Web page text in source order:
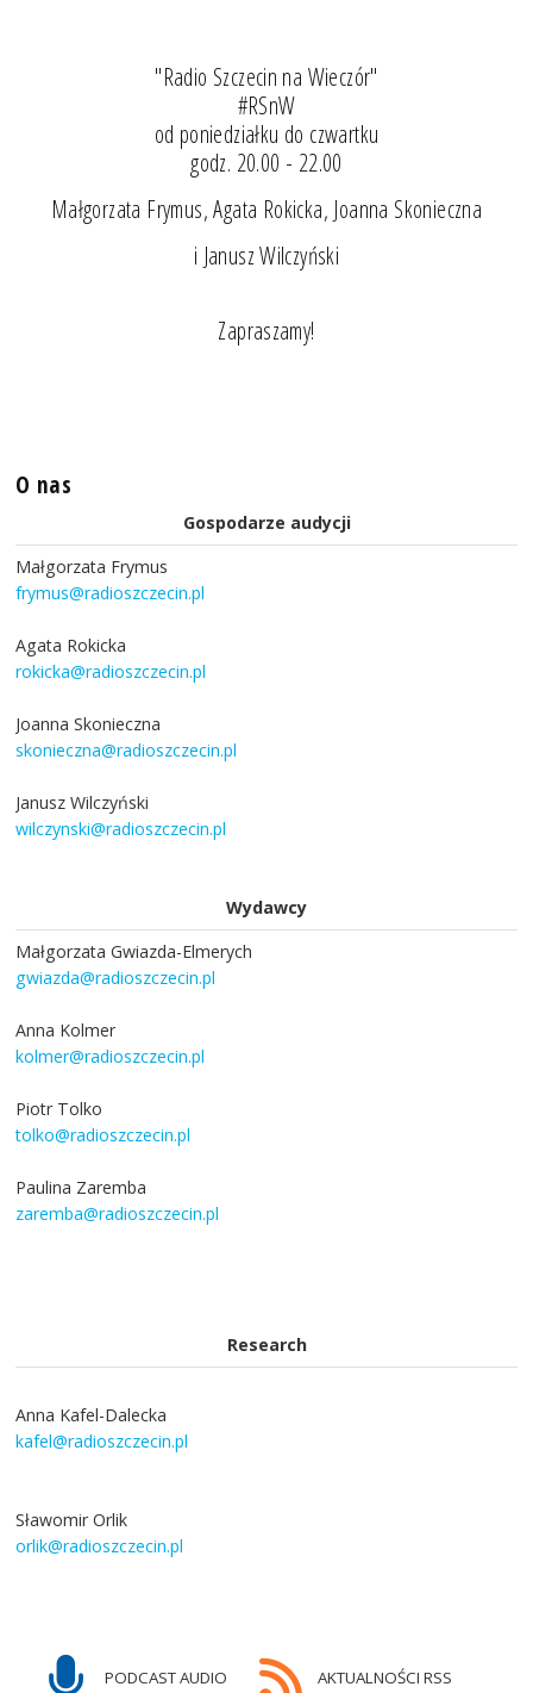
"Radio Szczecin na Wieczór"
#RSnW
od poniedziałku do czwartku
godz. 20.00 - 22.00
Małgorzata Frymus, Agata Rokicka, Joanna Skonieczna
i Janusz Wilczyński
Zapraszamy!
O nas
Gospodarze audycji
Małgorzata Frymus
frymus@radioszczecin.pl
Agata Rokicka
rokicka@radioszczecin.pl
Joanna Skonieczna
skonieczna@radioszczecin.pl
Janusz Wilczyński
wilczynski@radioszczecin.pl
Wydawcy
Małgorzata Gwiazda-Elmerych
gwiazda@radioszczecin.pl
Anna Kolmer
kolmer@radioszczecin.pl
Piotr Tolko
tolko@radioszczecin.pl
Paulina Zaremba
zaremba@radioszczecin.pl
Research
Anna Kafel-Dalecka
kafel@radioszczecin.pl
Sławomir Orlik
orlik@radioszczecin.pl
PODCAST AUDIO AKTUALNOŚCI RSS